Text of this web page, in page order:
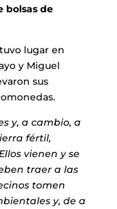
bolsas de
lugar en
y Miguel
sus
y, a cambio, a
fértil,
vienen y se
traer a las
tomen
y, de a